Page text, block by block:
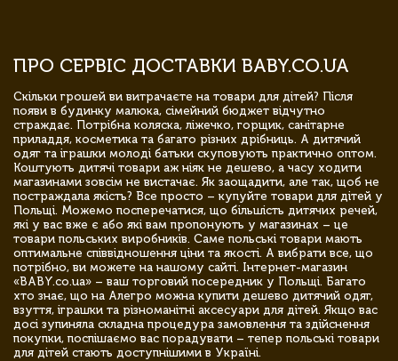
ПРО СЕРВІС ДОСТАВКИ BABY.CO.UA
Скільки грошей ви витрачаєте на товари для дітей? Після
появи в будинку малюка, сімейний бюджет відчутно
страждає. Потрібна коляска, ліжечко, горщик, санітарне
приладдя, косметика та багато різних дрібниць. А дитячий
одяг та іграшки молоді батьки скуповують практично оптом.
Коштують дитячі товари аж ніяк не дешево, а часу ходити
магазинами зовсім не вистачає. Як заощадити, але так, щоб не
постраждала якість? Все просто – купуйте товари для дітей у
Польщі. Можемо посперечатися, що більшість дитячих речей,
які у вас вже є або які вам пропонують у магазинах – це
товари польських виробників. Саме польські товари мають
оптимальне співвідношення ціни та якості. А вибрати все, що
потрібно, ви можете на нашому сайті. Інтернет-магазин
«BABY.co.ua» – ваш торговий посередник у Польщі. Багато
хто знає, що на Алегро можна купити дешево дитячий одяг,
взуття, іграшки та різноманітні аксесуари для дітей. Якщо вас
досі зупиняла складна процедура замовлення та здійснення
покупки, поспішаємо вас порадувати – тепер польські товари
для дітей стають доступнішими в Україні.